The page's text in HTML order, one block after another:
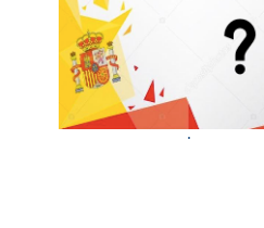
Витория Кадис